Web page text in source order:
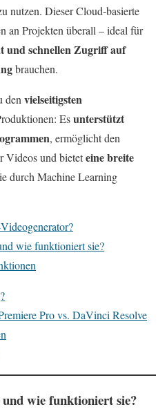
nutzen. Dieser Cloud‑basierte
an Projekten überall – ideal für
und schnellen Zugriff auf
brauchen.
den vielseitigsten
Esunterstützt
, ermöglicht den
Videos und bieteteine breite
durch Machine Learning
wie funktioniert sie?
Pro vs. DaVinci Resolve
wie funktioniert sie?